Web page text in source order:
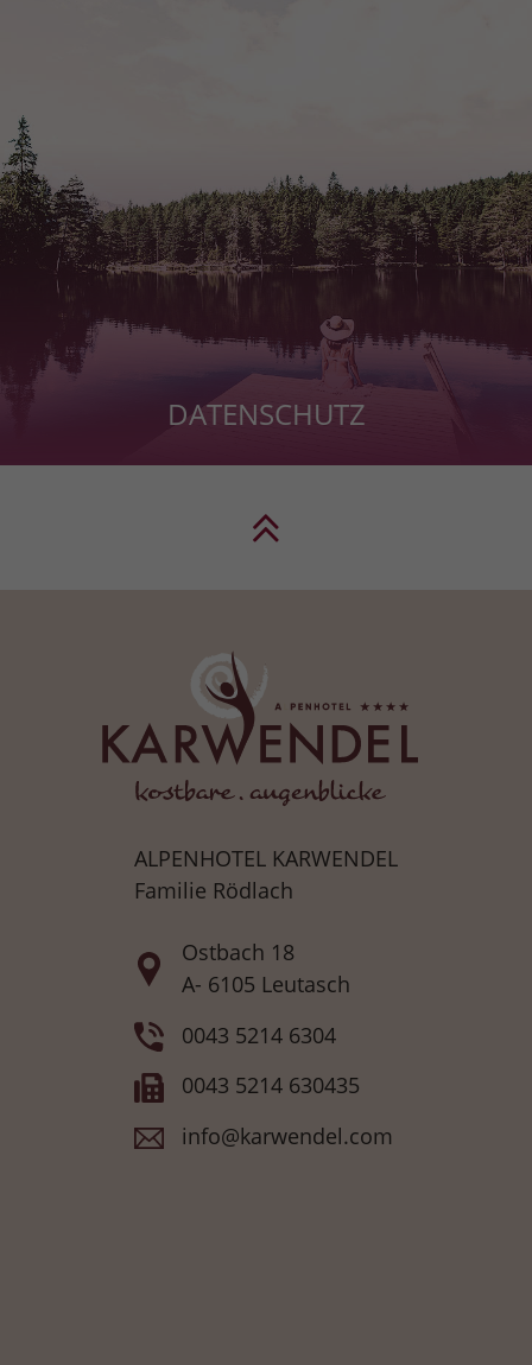
DATENSCHUTZ
ALPENHOTEL KARWENDEL
Familie Rödlach
Ostbach 18
A- 6105 Leutasch
0043 5214 6304
0043 5214 630435
info@karwendel.com